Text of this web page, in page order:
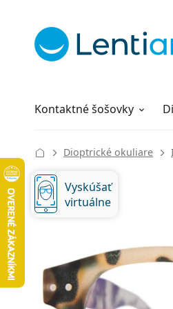
Kontaktné šošovky
Roztoky
Všetko o nákupe
Dioptrické okuliare
126 mm
Vyskúšať
virtuálne